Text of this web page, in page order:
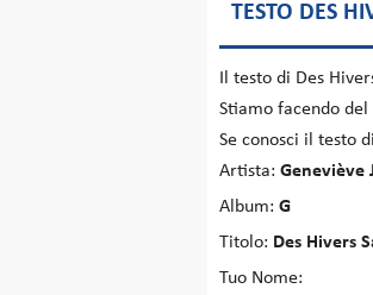
TESTO DES
Il testo di Des
Stiamo facendo
Se conosci il testo
Artista: Geneviève
Album: G
Titolo: Des Hivers
Tuo Nome: